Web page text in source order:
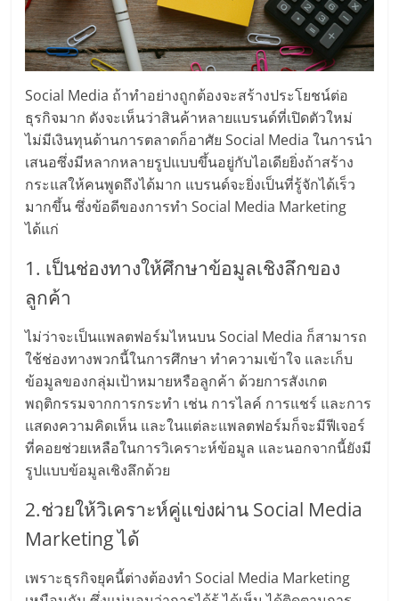
ที่
ปรึกษา
การ
ลงทุน
และ
ขยาย
สา
ขา
แฟ
รน
ไชส์,
Social Media ถ้าทำอย่างถูกต้องจะสร้างประโยชน์ต่อ
ธุรกิจมาก ดังจะเห็นว่าสินค้าหลายแบรนด์ที่เปิดตัวใหม่
ไม่มีเงินทุนด้านการตลาดก็อาศัย Social Media ในการนำ
เสนอซึ่งมีหลากหลายรูปแบบขึ้นอยู่กับไอเดียยิ่งถ้าสร้าง
กระแสให้คนพูดถึงได้มาก แบรนด์จะยิ่งเป็นที่รู้จักได้เร็ว
มากขึ้น ซึ่งข้อดีของการทำ Social Media Marketing
ได้แก่
1. เป็นช่องทางให้ศึกษาข้อมูลเชิงลึกของ
ลูกค้า
ไม่ว่าจะเป็นแพลตฟอร์มไหนบน Social Media ก็สามารถ
ใช้ช่องทางพวกนี้ในการศึกษา ทำความเข้าใจ และเก็บ
ข้อมูลของกลุ่มเป้าหมายหรือลูกค้า ด้วยการสังเกต
พฤติกรรมจากการกระทำ เช่น การไลค์ การแชร์ และการ
แสดงความคิดเห็น และในแต่ละแพลตฟอร์มก็จะมีฟีเจอร์
ที่คอยช่วยเหลือในการวิเคราะห์ข้อมูล และนอกจากนี้ยังมี
รูปแบบข้อมูลเชิงลึกด้วย
2.ช่วยให้วิเคราะห์คู่แข่งผ่าน Social Media
Marketing ได้
เพราะธุรกิจยุคนี้ต่างต้องทำ Social Media Marketing